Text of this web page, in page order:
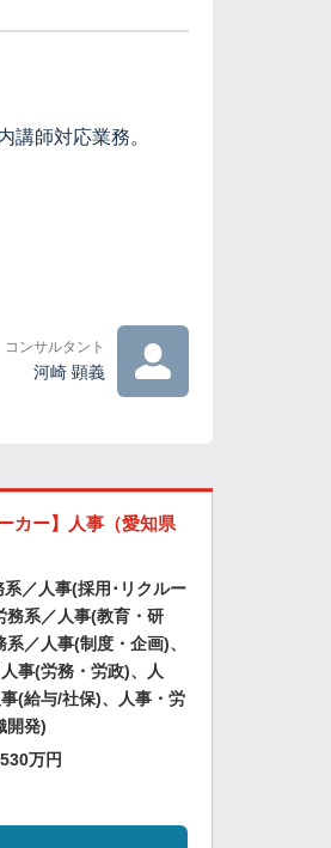
講師対応業務。
コンサルタント
河崎 顕義
カー】人事（愛知県
系／人事(採用･リクルー
務系／人事(教育・研
／人事(制度・企画)、
事(労務・労政)、人
(給与/社保)、人事・労
開発)
万円